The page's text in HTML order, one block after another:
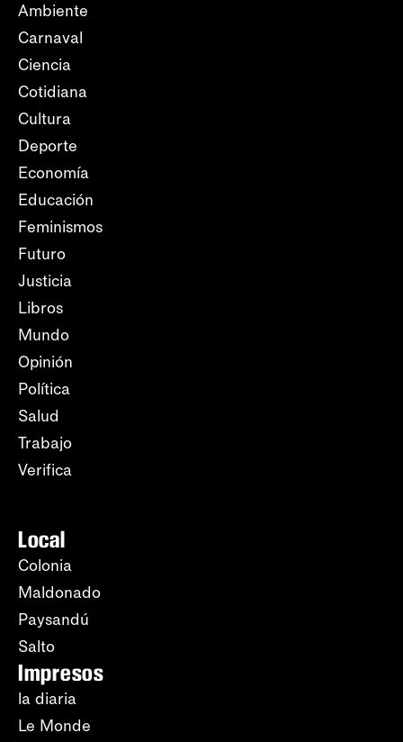
Ambiente
Carnaval
Ciencia
Cotidiana
Cultura
Deporte
Economía
Educación
Feminismos
Futuro
Justicia
Libros
Mundo
Opinión
Política
Salud
Trabajo
Verifica
Local
Colonia
Maldonado
Paysandú
Salto
Impresos
la diaria
Le Monde